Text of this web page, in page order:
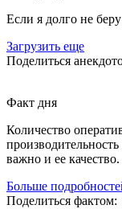
Если я долго не
Загрузить еще
Поделиться
Факт дня
Количество
важно и ее качество.
Больше
Поделиться фактом: